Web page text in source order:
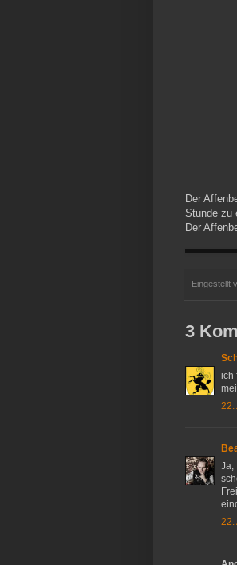
Der
Stunde zu
Der
Eingestellt
3
ich
22.
Ja,
22.